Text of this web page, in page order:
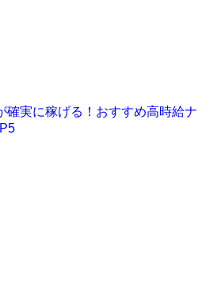
確実に稼げる！おすすめ高時給ナ